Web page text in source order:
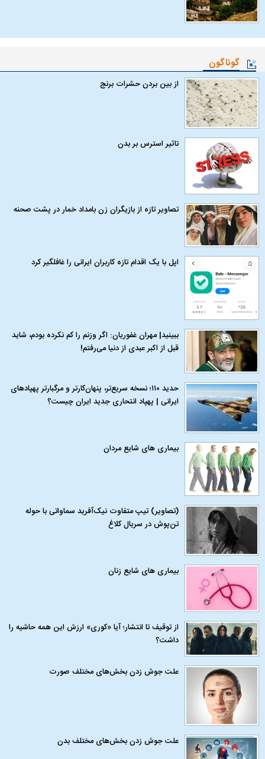
گوناگون
از بین بردن حشرات برنج
تاثیر استرس بر بدن
تصاویر تازه از بازیگران زن بامداد خمار در پشت صحنه
اپل با یک اقدام تازه کاربران ایرانی را غافلگیر کرد
ببینید| مهران غفوریان: اگر وزنم را کم نکرده بودم، شاید
قبل از اکبر عبدی از دنیا می‌رفتم!
حدید ۱۱۰؛ نسخه سریع‌تر، پنهان‌کارتر و مرگبارتر پهپادهای
ایرانی | پهپاد انتحاری جدید ایران چیست؟
بیماری‌ های شایع مردان
(تصاویر) تیپ متفاوت نیک‌آفرید سماواتی با حوله
تن‌پوش در سریال کلاغ
بیماری‌ های شایع زنان
از توقیف تا انتشار؛ آیا «کوری» ارزش این همه حاشیه را
داشت؟
علت جوش زدن بخش‌های مختلف صورت
علت جوش زدن بخش‌های مختلف بدن